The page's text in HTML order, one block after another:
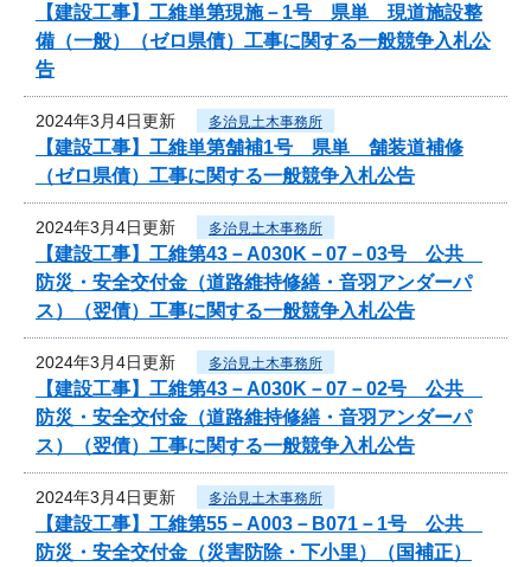
【建設工事】工維単第現施－1号 県単 現道施設整
備（一般）（ゼロ県債）工事に関する一般競争入札公
告
2024年3月4日更新 多治見土木事務所
【建設工事】工維単第舗補1号 県単 舗装道補修
（ゼロ県債）工事に関する一般競争入札公告
2024年3月4日更新 多治見土木事務所
【建設工事】工維第43－A030K－07－03号 公共
防災・安全交付金（道路維持修繕・音羽アンダーパ
ス）（翌債）工事に関する一般競争入札公告
2024年3月4日更新 多治見土木事務所
【建設工事】工維第43－A030K－07－02号 公共
防災・安全交付金（道路維持修繕・音羽アンダーパ
ス）（翌債）工事に関する一般競争入札公告
2024年3月4日更新 多治見土木事務所
【建設工事】工維第55－A003－B071－1号 公共
防災・安全交付金（災害防除・下小里）（国補正）